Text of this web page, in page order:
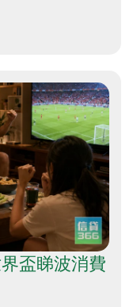
項同埋常見問題
盃睇波消費